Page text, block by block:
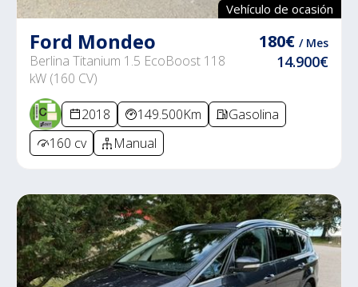
Vehículo de ocasión
Ford Mondeo
Berlina Titanium 1.5 EcoBoost 118
kW (160 CV)
180€ / Mes
14.900€
2018 149.500Km
Gasolina
160 cv
Manual